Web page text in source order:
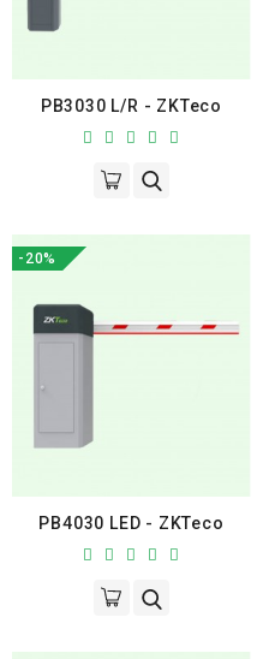
PB3030 L/R - ZKTeco
-20%
PB4030 LED - ZKTeco